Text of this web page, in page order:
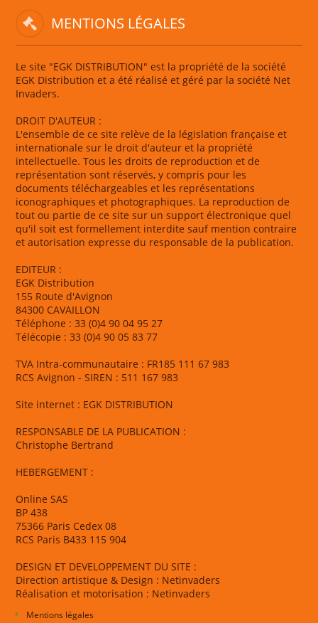
MENTIONS LÉGALES
Le site "EGK DISTRIBUTION" est la propriété de la société
EGK Distribution et a été réalisé et géré par la société Net
Invaders.
DROIT D'AUTEUR :
L'ensemble de ce site relève de la législation française et
internationale sur le droit d'auteur et la propriété
intellectuelle. Tous les droits de reproduction et de
représentation sont réservés, y compris pour les
documents téléchargeables et les représentations
iconographiques et photographiques. La reproduction de
tout ou partie de ce site sur un support électronique quel
qu'il soit est formellement interdite sauf mention contraire
et autorisation expresse du responsable de la publication.
EDITEUR :
EGK Distribution
155 Route d'Avignon
84300 CAVAILLON
Téléphone : 33 (0)4 90 04 95 27
Télécopie : 33 (0)4 90 05 83 77
TVA Intra-communautaire : FR185 111 67 983
RCS Avignon - SIREN : 511 167 983
Site internet : EGK DISTRIBUTION
RESPONSABLE DE LA PUBLICATION :
Christophe Bertrand
HEBERGEMENT :
Online SAS
BP 438
75366 Paris Cedex 08
RCS Paris B433 115 904
DESIGN ET DEVELOPPEMENT DU SITE :
Direction artistique & Design : Netinvaders
Réalisation et motorisation : Netinvaders
Mentions légales